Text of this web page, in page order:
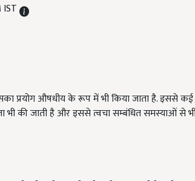
प्रयोग औषधीय के रूप में भी किया जाता है. इससे कई
भी की जाती है और इससे त्वचा सम्बंधित समस्याओं से